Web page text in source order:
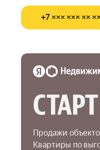
+7 ××× ××× ×× ××
Продажи
Квартиры по